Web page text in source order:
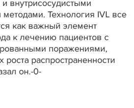
внутрисосудистыми
Технология IVL все
как важный элемент
к лечению пациентов с
поражениями,
распространенности
он.-0-